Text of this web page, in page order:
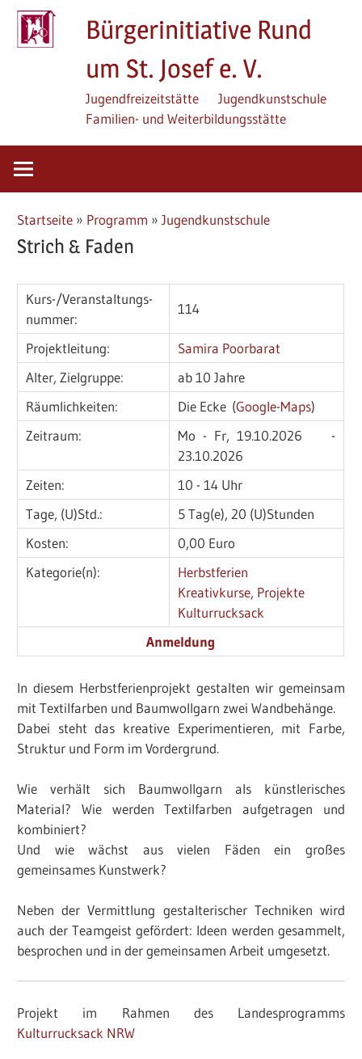
Zum
Inhalt
springen
Bürgerinitiative Rund
um St. Josef e. V.
Jugendfreizeitstätte
Jugendkunstschule
Familien- und Weiterbildungsstätte
Startseite » Programm »Jugendkunstschule
Strich & Faden
Kurs-/­Veran­staltungs­
nummer:
114
Projektleitung:
Samira Poorbarat
Alter, Zielgruppe:
ab 10 Jahre
Räumlichkeiten:
Die Ecke (Google-Maps)
Zeitraum:
Mo - Fr, 19.10.2026 -
23.10.2026
Zeiten:
10 - 14 Uhr
Tage, (U)Std.:
5 Tag(e), 20 (U)Stunden
Kosten:
0,00 Euro
Kategorie(n):
Herbstferien
Kreativkurse, Projekte
Kulturrucksack
Anmeldung
In diesem Herbstferienprojekt gestalten wir gemeinsam
mit Textilfarben und Baumwollgarn zwei Wandbehänge.
Dabei steht das kreative Experimentieren, mit Farbe,
Struktur und Form im Vordergrund.
Wie verhält sich Baumwollgarn als künstlerisches
Material? Wie werden Textilfarben aufgetragen und
kombiniert?
Und wie wächst aus vielen Fäden ein großes
gemeinsames Kunstwerk?
Neben der Vermittlung gestalterischer Techniken wird
auch der Teamgeist gefördert: Ideen werden gesammelt,
besprochen und in der gemeinsamen Arbeit umgesetzt.
Projekt im Rahmen des Landesprogramms
Kulturrucksack NRW